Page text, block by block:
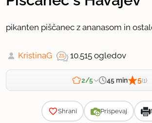
pikanten piščanec z ananasom in
KristinaG 10.515 ogledov
2/5 45 min 5(1)
Shrani Prispevaj